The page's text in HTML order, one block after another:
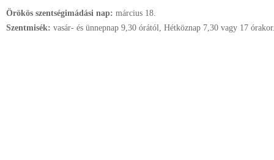
Örökös szentségimádási nap: március 18.
Szentmisék: vasár- és ünnepnap 9,30 órától, Hétköznap 7,30 vagy 17